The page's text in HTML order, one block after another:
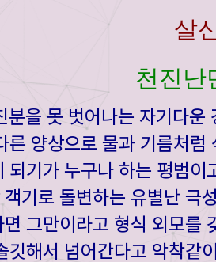
살
천진난
분을 못 벗어나는 자기다
른 양상으로 물과 기름처
기가 누구나 하는 평범
기로 돌변하는 유별난
그만이라고 형식 외모
깃해서 넘어간다고 악착